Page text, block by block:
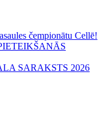
čempionātu Cellē!
SARAKSTS 2026